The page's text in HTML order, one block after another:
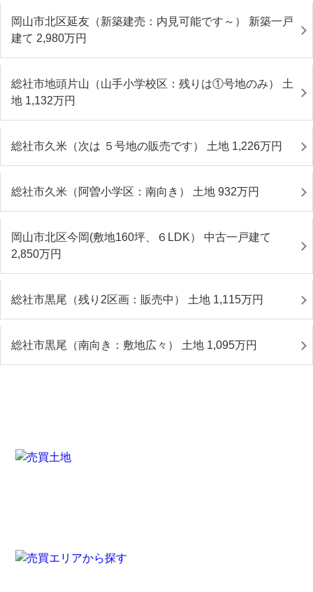
岡山市北区延友（新築建売：内見可能です～） 新築一戸
建て 2,980万円
総社市地頭片山（山手小学校区：残りは①号地のみ） 土
地 1,132万円
総社市久米（次は ５号地の販売です） 土地 1,226万円
総社市久米（阿曽小学区：南向き） 土地 932万円
岡山市北区今岡(敷地160坪、６LDK） 中古一戸建て
2,850万円
総社市黒尾（残り2区画：販売中） 土地 1,115万円
総社市黒尾（南向き：敷地広々） 土地 1,095万円